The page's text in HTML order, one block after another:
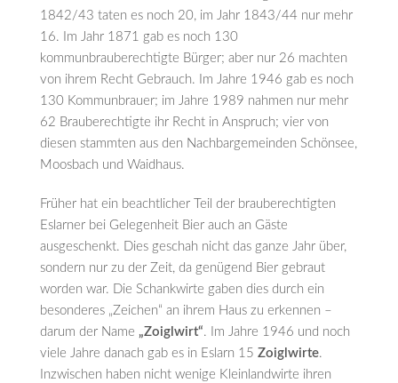
1842/43 taten es noch 20, im Jahr 1843/44 nur mehr
16. Im Jahr 1871 gab es noch 130
kommunbrauberechtigte Bürger; aber nur 26 machten
von ihrem Recht Gebrauch. Im Jahre 1946 gab es noch
130 Kommunbrauer; im Jahre 1989 nahmen nur mehr
62 Brauberechtigte ihr Recht in Anspruch; vier von
diesen stammten aus den Nachbargemeinden Schönsee,
Moosbach und Waidhaus.
Früher hat ein beachtlicher Teil der brauberechtigten
Eslarner bei Gelegenheit Bier auch an Gäste
ausgeschenkt. Dies geschah nicht das ganze Jahr über,
sondern nur zu der Zeit, da genügend Bier gebraut
worden war. Die Schankwirte gaben dies durch ein
besonderes „Zeichen“ an ihrem Haus zu erkennen –
darum der Name „Zoiglwirt“. Im Jahre 1946 und noch
viele Jahre danach gab es in Eslarn 15 Zoiglwirte.
Inzwischen haben nicht wenige Kleinlandwirte ihren